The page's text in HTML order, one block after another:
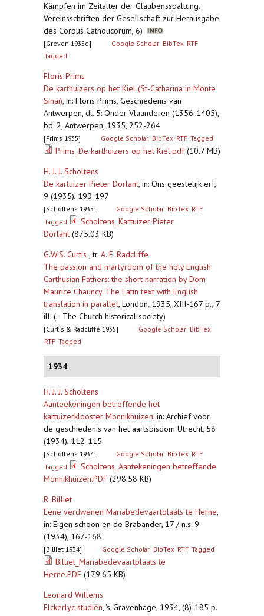
Kämpfen im Zeitalter der Glaubensspaltung.
Vereinsschriften der Gesellschaft zur Herausgabe
des Corpus Catholicorum, 6)
[Greven 1935d] Google Scholar BibTex RTF
Tagged
Floris Prims
De karthuizers op het Kiel (St-Catharina in Monte
Sinai), in: Floris Prims, Geschiedenis van
Antwerpen, dl. 5: Onder Vlaanderen (1356-1405),
bd. 2, Antwerpen, 1935, 252-264
[Prims 1935] Google Scholar BibTex RTF Tagged
Prims_De karthuizers op het Kiel.pdf(10.7 MB)
H. J. J. Scholtens
De kartuizer Pieter Dorlant, in: Ons geestelijk erf,
9 (1935), 190-197
[Scholtens 1935] Google Scholar BibTex RTF
Tagged
Scholtens_Kartuizer Pieter
Dorlant (875.03 KB)
G.W.S. Curtis , tr. A. F. Radcliffe
The passion and martyrdom of the holy English
Carthusian Fathers: the short narration by Dom
Maurice Chauncy. The Latin text with English
translation in parallel, London, 1935, XIII-167 p., 7
ill. (= The Church historical society)
[Curtis & Radcliffe 1935] Google Scholar BibTex
RTF Tagged
1934
H. J. J. Scholtens
Aanteekeningen betreffende het
kartuizerklooster Monnikhuizen, in: Archief voor
de geschiedenis van het aartsbisdom Utrecht, 58
(1934), 112-115
[Scholtens 1934] Google Scholar BibTex RTF
Tagged
Scholtens_Aantekeningen betreffende
Monnikhuizen.PDF (298.58 KB)
R. Billiet
Eene verdwenen Mariabedevaartplaats te Herne,
in: Eigen schoon en de Brabander, 17 / n.s. 9
(1934), 167-168
[Billiet 1934] Google Scholar BibTex RTF Tagged
Billiet_Mariabedevaartplaats te
Herne.PDF (179.65 KB)
Leonard Willems
Elckerlyc-studiën, 's-Gravenhage, 1934, (8)-185 p.